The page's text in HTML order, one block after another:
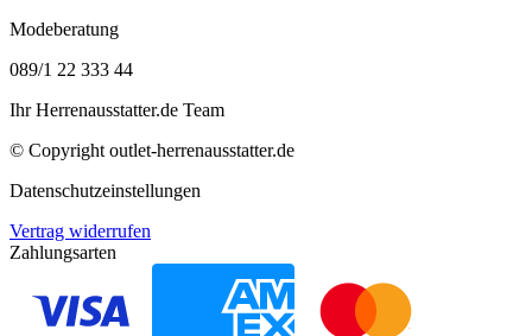
Modeberatung
089/1 22 333 44
Ihr Herrenausstatter.de Team
© Copyright outlet-herrenausstatter.de
Datenschutzeinstellungen
Vertrag widerrufen
Zahlungsarten